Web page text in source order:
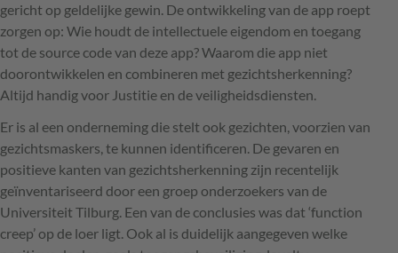
gericht op geldelijke gewin. De ontwikkeling van de app roept
zorgen op: Wie houdt de intellectuele eigendom en toegang
tot de source code van deze app? Waarom die app niet
doorontwikkelen en combineren met gezichtsherkenning?
Altijd handig voor Justitie en de veiligheidsdiensten.
Er is al een onderneming die stelt ook gezichten, voorzien van
gezichtsmaskers, te kunnen identificeren. De gevaren en
positieve kanten van gezichtsherkenning zijn recentelijk
geïnventariseerd door een groep onderzoekers van de
Universiteit Tilburg. Een van de conclusies was dat ‘function
creep’ op de loer ligt. Ook al is duidelijk aangegeven welke